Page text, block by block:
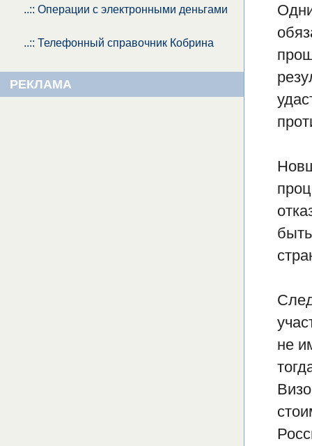
..:: Операции с электронными деньгами
..:: Телефонный справочник Кобрина
РЕКЛАМА
не